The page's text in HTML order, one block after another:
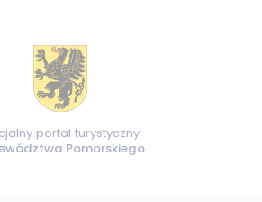
portal turystyczny
Pomorskiego